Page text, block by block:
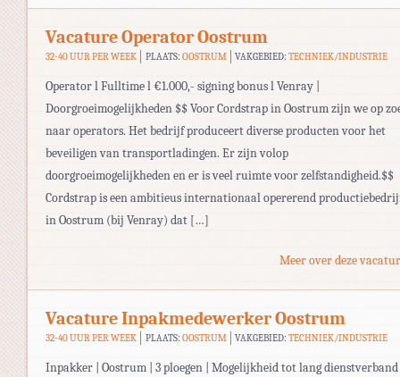
Vacature Operator Oostrum
32-40 UUR PER WEEK PLAATS: OOSTRUM VAKGEBIED:TECHNIEK/INDUSTRIE
Operator l Fulltime l €1.000,- signing bonus l Venray |
Doorgroeimogelijkheden $$ Voor Cordstrap in Oostrum zijn we op
naar operators. Het bedrijf produceert diverse producten voor het
beveiligen van transportladingen. Er zijn volop
doorgroeimogelijkheden en er is veel ruimte voor zelfstandigheid.$$
Cordstrap is een ambitieus internationaal opererend
in Oostrum (bij Venray) dat […]
Meer over deze
Vacature Inpakmedewerker Oostrum
32-40 UUR PER WEEK PLAATS: OOSTRUM VAKGEBIED:TECHNIEK/INDUSTRIE
Inpakker | Oostrum | 3 ploegen | Mogelijkheid tot lang dienstverband